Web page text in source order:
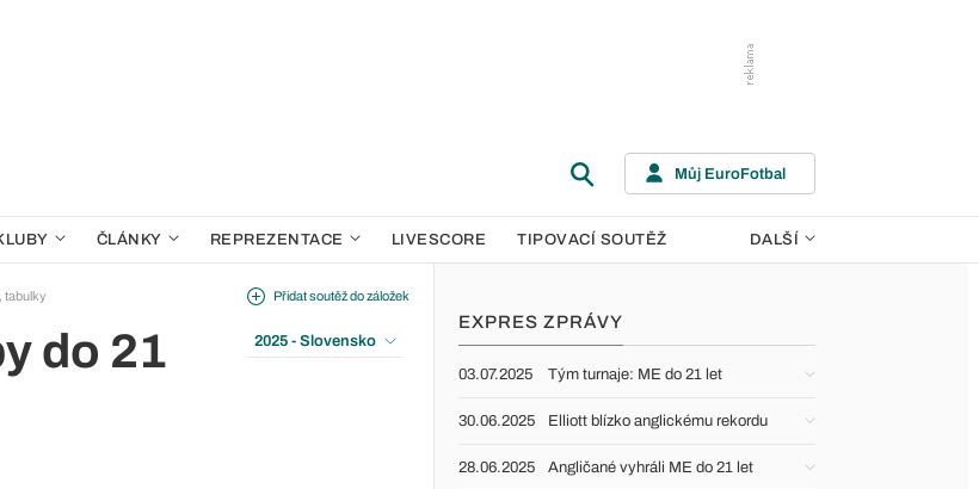
Můj EuroFotbal
ČLÁNKY REPREZENTACE LIVESCORE TIPOVACÍ SOUTĚŽ DALŠÍ
tabulky
do 21
Přidat soutěž do záložek
2025 - Slovensko
EXPRES ZPRÁVY
03.07.2025 Tým turnaje: ME do 21 let
30.06.2025 Elliott blízko anglickému rekordu
28.06.2025 Angličané vyhráli ME do 21 let